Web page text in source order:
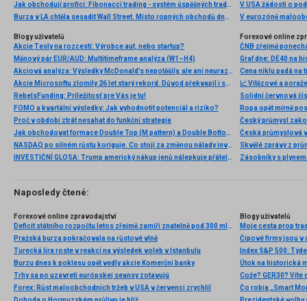
Jak obchodují profíci: Fibonacci trading - systém úspěšných traderů
Burza v LA chtěla sesadit Wall Street. Místo ropných obchodů dnes místem duní basy
V USA žádosti o
V eurozóně
Blogy uživatelů
Akcie Tesly na rozcestí: Výrobce aut, nebo startup?
Měnový pár EUR/AUD: Multitimeframe analýza (W1–H4)
Akciová analýza: Výsledky McDonald’s nepotěšily, ale ani neurazily. Jakou vizi společnost prezentovala?
Akcie Microsoftu zlomily 26 let starý rekord. Důvod překvapil i samotné investory
RebelsFunding: Príležitosť pre Vás je tu!
FOMO a kvartální výsledky: Jak vyhodnotit potenciál a riziko?
Proč v období ztrát nesahat do funkční strategie
Jak obchodovat formace Double Top (M pattern) a Double Bottom (W pattern)
NASDAQ po silném růstu koriguje. Co stojí za změnou nálady investorů?
INVESTIČNÍ GLOSA: Trump americký nákup jenů nálepkuje přátelstvím. Pravda je jinde
Forexové online
Cena niklu padá na
📈 Vítězové a
Solidní červnová
Ropa opět mírně
Český průmysl
Skvělé zprávy z
Naposledy čtené:
Forexové online zpravodajství
Deficit státního rozpočtu letos zřejmě zamíří znatelně pod 300 mld. Kč
Pražská burza pokračovala na růstové vlně
Turecká lira roste v reakci na výsledek voleb v Istanbulu
Burzu dnes k poklesu opět vedly akcie Komerční banky
Trhy sa po uzavretí európskej seansy zotavujú
Forex: Růst maloobchodních tržeb v USA v červenci zrychlil
Blogy uživatelů
Čipové firmy jsou v
Index S&P 500:
Útok na historická
Čo robia „Smart